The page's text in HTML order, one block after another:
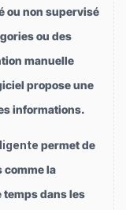
ou non supervisé
ou des
manuelle
propose une
informations.
permet de
la
dans les